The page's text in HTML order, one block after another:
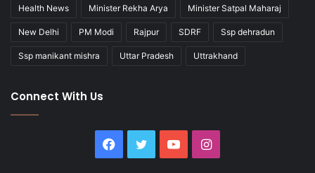
Health News Minister Rekha Arya Minister Satpal Maharaj
New Delhi PM Modi Rajpur SDRF Ssp dehradun
Ssp manikant mishra Uttar Pradesh Uttrakhand
Connect With Us
Facebook
Twitter YouTubeInstagram